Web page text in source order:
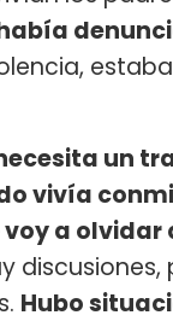
un
vivía
a olvidar
Hubo